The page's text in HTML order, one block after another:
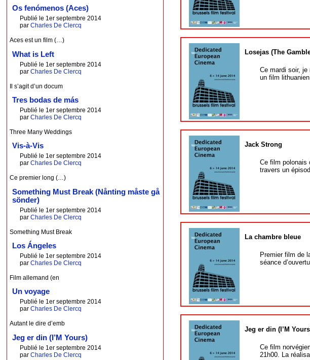
Losejas (The
Ce mardi soir, je
un film
Jack Strong
Ce film polonais
travers un
La chambre bleue
Premier film de
séance
Jeg er din (I’M
Ce film
21h00. La
Os fenómenos (Aces)
Publié le 1er septembre 2014
parCharles De Clercq
Aces est un film (…)
What is Left
Publié le 1er septembre 2014
parCharles De Clercq
Il s’agit d’un docum
Tres bodas de más
Publié le 1er septembre 2014
parCharles De Clercq
Three Many Weddings
Vis-à-Vis
Publié le 1er septembre 2014
parCharles De Clercq
Ce premier long (…)
Something Must Break (Nånting måste gå
sönder)
Publié le 1er septembre 2014
parCharles De Clercq
Something Must Break
Los Ángeles
Publié le 1er septembre 2014
parCharles De Clercq
Film allemand (en
Un voyage
Publié le 1er septembre 2014
parCharles De Clercq
Autant le dire d’emb
Jeg er din (I’M Yours)
Publié le 1er septembre 2014
parCharles De Clercq